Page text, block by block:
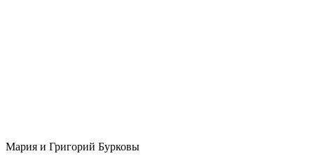
Мария и Григорий Бурковы